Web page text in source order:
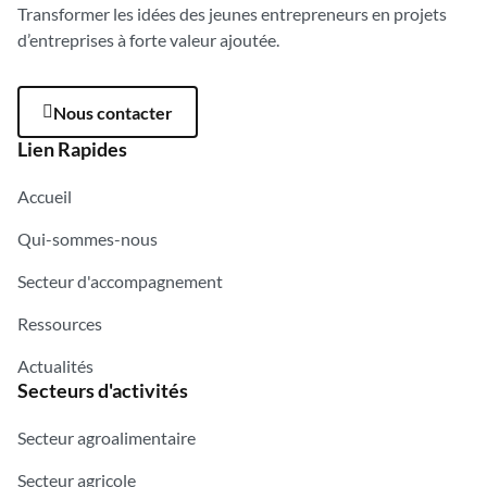
Transformer les idées des jeunes entrepreneurs en projets
d’entreprises à forte valeur ajoutée.
Nous contacter
Lien Rapides
Accueil
Qui-sommes-nous
Secteur d'accompagnement
Ressources
Actualités
Secteurs d'activités
Secteur agroalimentaire
Secteur agricole